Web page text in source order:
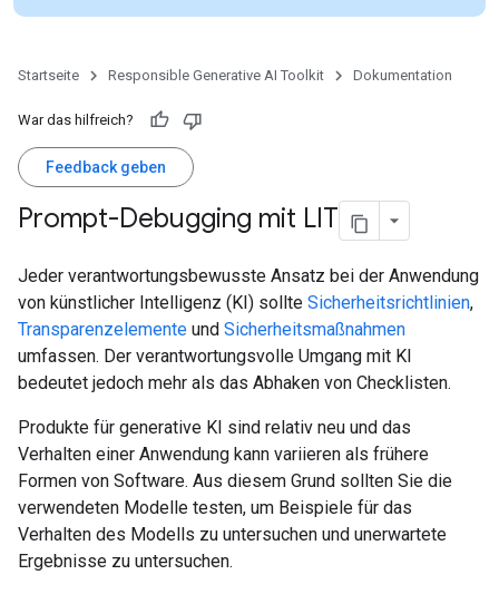
Startseite Responsible Generative AI Toolkit Dokumentation
War das hilfreich?
Feedback geben
Prompt-Debugging mit LIT
Jeder verantwortungsbewusste Ansatz bei der Anwendung
von künstlicher Intelligenz (KI) sollte Sicherheitsrichtlinien,
Transparenzelemente und Sicherheitsmaßnahmen
umfassen. Der verantwortungsvolle Umgang mit KI
bedeutet jedoch mehr als das Abhaken von Checklisten.
Produkte für generative KI sind relativ neu und das
Verhalten einer Anwendung kann variieren als frühere
Formen von Software. Aus diesem Grund sollten Sie die
verwendeten Modelle testen, um Beispiele für das
Verhalten des Modells zu untersuchen und unerwartete
Ergebnisse zu untersuchen.